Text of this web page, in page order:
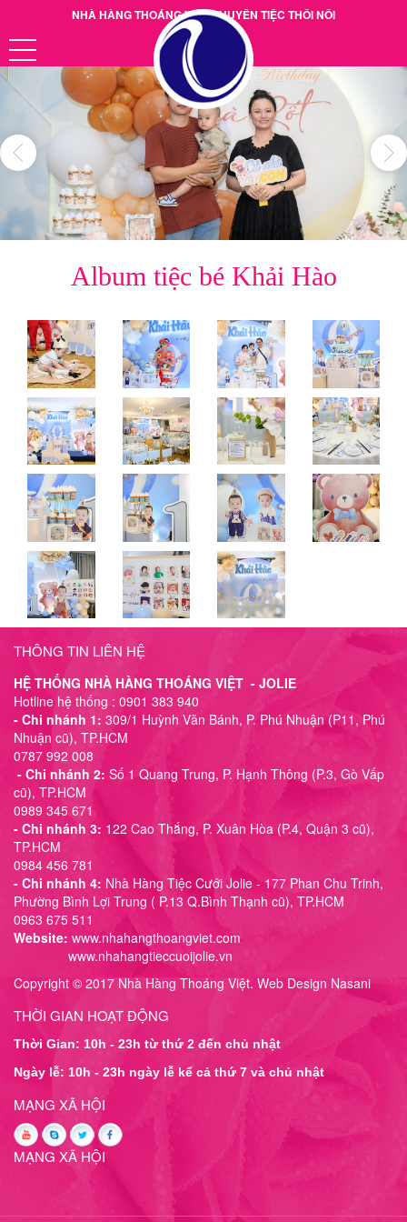
NHÀ HÀNG THOÁNG VIỆT CHUYÊN TIỆC THÔI NÔI
Hotline: 0901.38.39.40
Album tiệc bé Khải Hào
THÔNG TIN LIÊN HỆ
HỆ THỐNG NHÀ HÀNG THOÁNG VIỆT - JOLIE
Hotline hệ thống : 0901 383 940
- Chi nhánh 1: 309/1 Huỳnh Văn Bánh, P. Phú Nhuận (P11, Phú
Nhuận cũ), TP.HCM
0787 992 008
- Chi nhánh 2: Số 1 Quang Trung, P. Hạnh Thông (P.3, Gò Vấp
cũ), TP.HCM
0989 345 671
- Chi nhánh 3: 122 Cao Thắng, P. Xuân Hòa (P.4, Quận 3 cũ),
TP.HCM
0984 456 781
- Chi nhánh 4: Nhà Hàng Tiệc Cưới Jolie - 177 Phan Chu Trinh,
Phường Bình Lợi Trung ( P.13 Q.Bình Thạnh cũ), TP.HCM
0963 675 511
Website: www.nhahangthoangviet.com
www.nhahangtieccuoijolie.vn
Copyright © 2017 Nhà Hàng Thoáng Việt. Web Design Nasani
THỜI GIAN HOẠT ĐỘNG
Thời Gian: 10h - 23h từ thứ 2 đến chủ nhật
Ngày lễ: 10h - 23h ngày lễ kể cả thứ 7 và chủ nhật
MẠNG XÃ HỘI
MẠNG XÃ HỘI